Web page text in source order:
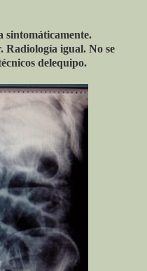
sintomáticamente.
Radiología igual. No se
delequipo.